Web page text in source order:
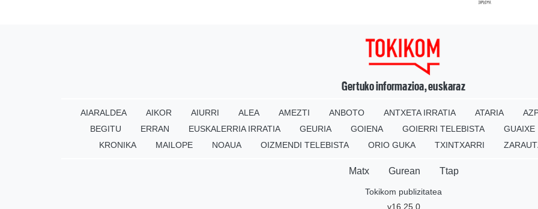
Gertuko informazioa, euskaraz
AIARALDEA AIKOR AIURRI ALEA AMEZTI ANBOTO ANTXETA IRRATIA ATARIA
BEGITU
ERRAN EUSKALERRIA IRRATIA GEURIA GOIENA GOIERRI TELEBISTA GUAIXE
KRONIKA
MAILOPE NOAUA OIZMENDI TELEBISTA ORIO GUKA TXINTXARRI
Matx Gurean Ttap
Tokikom publizitatea
v16.25.0